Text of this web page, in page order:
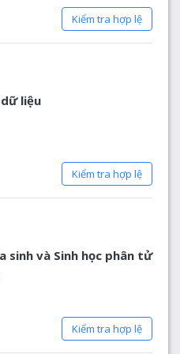
Kiểm tra hợp lệ
liệu
Kiểm tra hợp lệ
sinh và Sinh học phân tử
Kiểm tra hợp lệ